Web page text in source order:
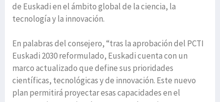
de Euskadi en el ámbito global de la ciencia, la
tecnología y la innovación.
En palabras del consejero, “tras la aprobación del PCTI
Euskadi 2030 reformulado, Euskadi cuenta con un
marco actualizado que define sus prioridades
científicas, tecnológicas y de innovación. Este nuevo
plan permitirá proyectar esas capacidades en el